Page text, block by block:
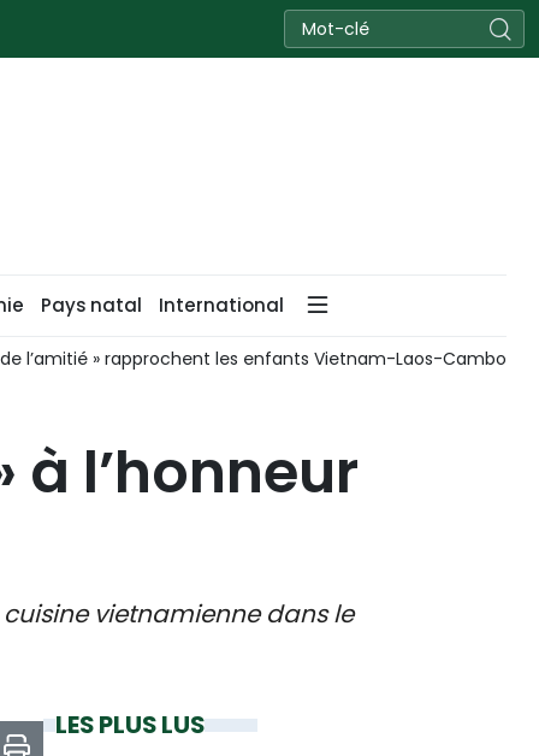
Pays natal International
un levier stratégique pour accroître la valeur ajoutée du
à l’honneur
cuisine vietnamienne dans le
LES PLUS LUS